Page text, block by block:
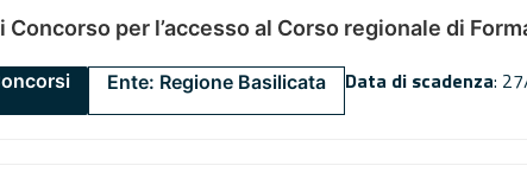
Concorso per l’accesso al Corso regionale di
Ente: Regione Basilicata Data di scadenza: